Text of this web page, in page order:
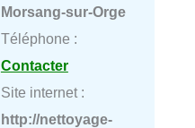
Morsang-sur-Orge
Téléphone :
Contacter
Site internet :
http://nettoyage-